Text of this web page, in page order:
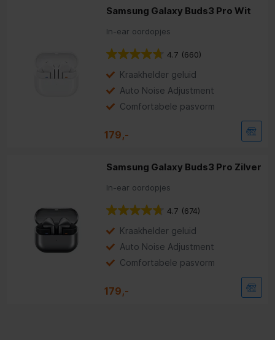
Samsung Galaxy Buds3 Pro Wit
In-ear oordopjes
4.7 (660)
Kraakhelder geluid
Auto Noise Adjustment
Comfortabele pasvorm
179,-
Samsung Galaxy Buds3 Pro Zilver
In-ear oordopjes
4.7 (674)
Kraakhelder geluid
Auto Noise Adjustment
Comfortabele pasvorm
179,-